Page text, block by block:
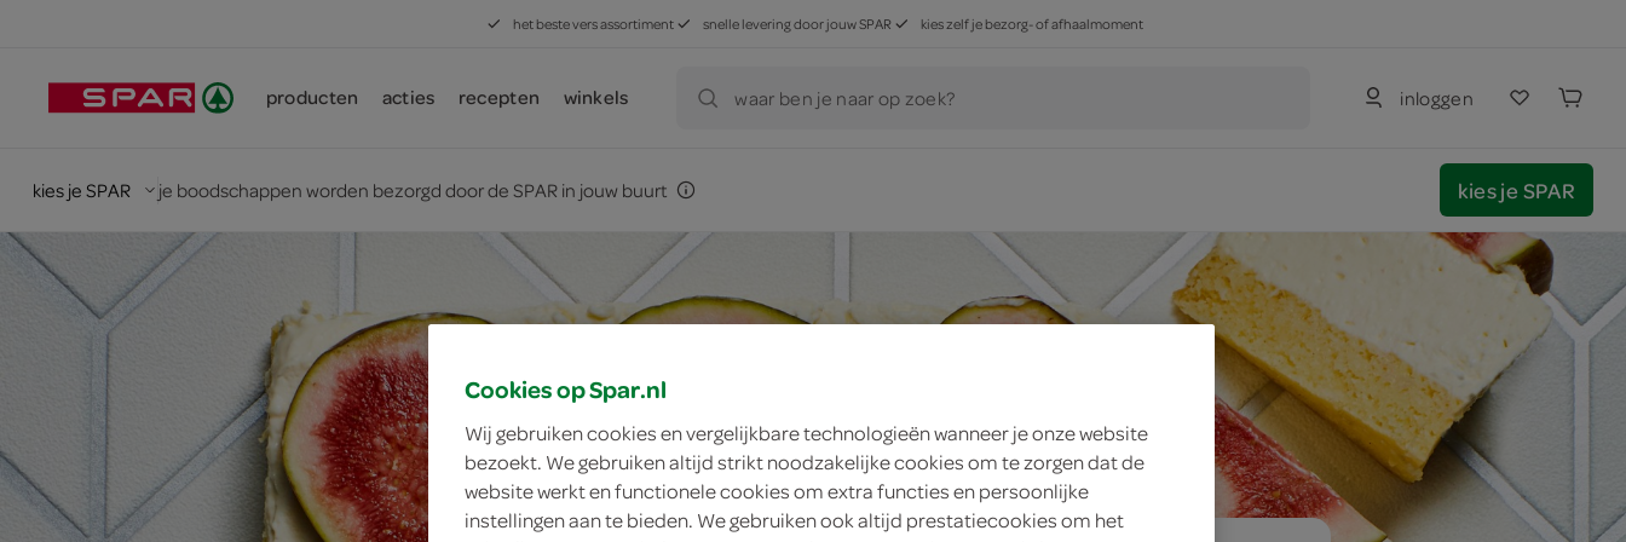
het beste vers assortiment snelle levering door jouw SPAR kies zelf je bezorg- of afhaalmoment
producten acties recepten winkels waar ben je naar op zoek? inloggen
kies je SPAR je boodschappen worden bezorgd door de SPAR in jouw buurt kies je SPAR
Cookies op Spar.nl
Wij gebruiken cookies en vergelijkbare technologieën wanneer je onze website
bezoekt. We gebruiken altijd strikt noodzakelijke cookies om te zorgen dat de
website werkt en functionele cookies om extra functies en persoonlijke
instellingen aan te bieden. We gebruiken ook altijd prestatiecookies om het